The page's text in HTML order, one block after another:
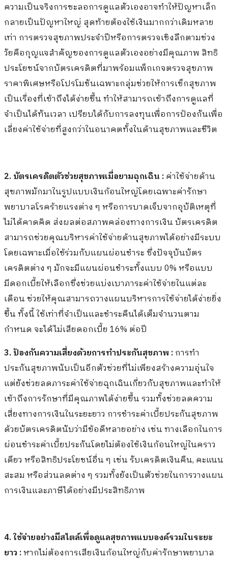
ความเป็นจริงการชะลอการดูแลตัวเองอาจทำให้ปัญหาเล็ก
กลายเป็นปัญหาใหญ่ สุดท้ายต้องใช้เงินมากกว่าเดิมหลาย
เท่า การตรวจสุขภาพประจำปีหรือการตรวจเชิงลึกตามช่วง
วัยคือกุญแจสำคัญของการดูแลตัวเองอย่างมีคุณภาพ สิทธิ
ประโยชน์จากบัตรเครดิตที่มาพร้อมแพ็กเกจตรวจสุขภาพ
ราคาพิเศษหรือโปรโมชันเฉพาะกลุ่มช่วยให้การเช็กสุขภาพ
เป็นเรื่องที่เข้าถึงได้ง่ายขึ้น ทำให้สามารถเข้าถึงการดูแลที่
จำเป็นได้ทันเวลา เปรียบได้กับการลงทุนเพื่อการป้องกันเพื่อ
เลี่ยงค่าใช้จ่ายที่สูงกว่าในอนาคตทั้งในด้านสุขภาพและชีวิต
2. บัตรเครดิตตัวช่วยสุขภาพเมื่อยามฉุกเฉิน :ค่าใช้จ่ายด้าน
สุขภาพมักมาในรูปแบบเงินก้อนใหญ่โดยเฉพาะค่ารักษา
พยาบาลโรคร้ายแรงต่าง ๆ หรือการบาดเจ็บจากอุบัติเหตุที่
ไม่ได้คาดคิด ส่งผลต่อสภาพคล่องทางการเงิน บัตรเครดิต
สามารถช่วยคุณบริหารค่าใช้จ่ายด้านสุขภาพได้อย่างมีระบบ
โดยเฉพาะเมื่อใช้ร่วมกับแผนผ่อนชำระ ซึ่งปัจจุบันบัตร
เครดิตต่าง ๆ มักจะมีแผนผ่อนชำระทั้งแบบ 0% หรือแบบ
มีดอกเบี้ยให้เลือกซึ่งช่วยแบ่งเบาภาระค่าใช้จ่ายในแต่ละ
เดือน ช่วยให้คุณสามารถวางแผนบริหารการใช้จ่ายได้ง่ายยิ่ง
ขึ้น ทั้งนี้ ใช้เท่าที่จำเป็นและชำระคืนได้เต็มจำนวนตาม
กำหนด จะได้ไม่เสียดอกเบี้ย 16% ต่อปี
3. ป้องกันความเสี่ยงด้วยการทำประกันสุขภาพ :การทำ
ประกันสุขภาพนับเป็นอีกตัวช่วยที่ไม่เพียงสร้างความอุ่นใจ
แต่ยังช่วยลดภาระค่าใช้จ่ายฉุกเฉินเกี่ยวกับสุขภาพและทำให้
เข้าถึงการรักษาที่มีคุณภาพได้ง่ายขึ้น รวมทั้งช่วยลดความ
เสี่ยงทางการเงินในระยะยาว การชำระค่าเบี้ยประกันสุขภาพ
ด้วยบัตรเครดิตนับว่ามีข้อดีหลายอย่าง เช่น ทางเลือกในการ
ผ่อนชำระค่าเบี้ยประกันโดยไม่ต้องใช้เงินก้อนใหญ่ในคราว
เดียว หรือสิทธิประโยชน์อื่น ๆ เช่น รับเครดิตเงินคืน, คะแนน
สะสม หรือส่วนลดต่าง ๆ รวมทั้งยังเป็นตัวช่วยในการวางแผน
การเงินและภาษีได้อย่างมีประสิทธิภาพ
4. ใช้จ่ายอย่างมีสไตล์เพื่อดูแลสุขภาพแบบองค์รวมในระยะ
ยาว :หากไม่ต้องการเสียเงินก้อนใหญ่กับค่ารักษาพยาบาล